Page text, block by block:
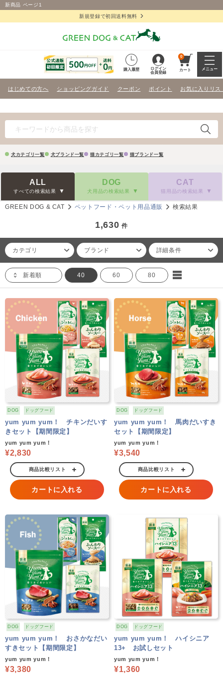
新商品 ページ1
新規登録で初回送料無料
購入履歴
ログイン
会員登録
0
カート メニュー
はじめての方へ ショッピングガイド クーポン ポイント お気に入りリス
犬カテゴリ一覧 犬ブランド一覧 猫カテゴリ一覧 猫ブランド一覧
ALL
すべての検索結果
DOG
犬用品の検索結果
CAT
猫用品の検索結果
GREEN DOG & CAT ペットフード・ペット用品通販 検索結果
1,630 件
カテゴリ ブランド 詳細条件
新着順 40 60 80
DOG ドッグフード
yum yum yum！ チキンだいす
きセット【期間限定】
yum yum yum！
¥2,830
商品比較リスト
カートに入れる
DOG ドッグフード
yum yum yum！ 馬肉だいすき
セット【期間限定】
yum yum yum！
¥3,540
商品比較リスト
カートに入れる
DOG ドッグフード
yum yum yum！ おさかなだい
すきセット【期間限定】
yum yum yum！
¥3,380
DOG ドッグフード
yum yum yum！ ハイシニア
13+ お試しセット
yum yum yum！
¥1,360